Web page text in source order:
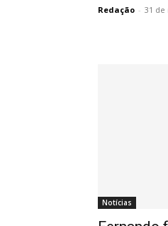
Redação - 31 de
Notícias